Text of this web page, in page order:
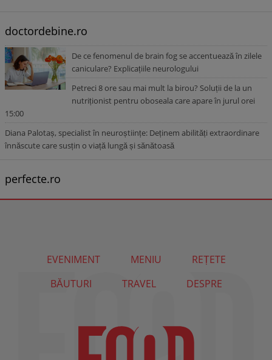
doctordebine.ro
De ce fenomenul de brain fog se accentuează în zilele
caniculare? Explicațiile neurologului
Petreci 8 ore sau mai mult la birou? Soluții de la un
nutriționist pentru oboseala care apare în jurul orei
15:00
Diana Palotaș, specialist în neuroștiințe: Deținem abilități extraordinare
înnăscute care susțin o viață lungă și sănătoasă
perfecte.ro
EVENIMENT MENIU
REȚETE
BĂUTURI
TRAVEL DESPRE